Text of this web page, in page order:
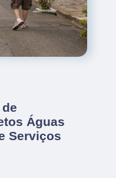
Águas
Serviços